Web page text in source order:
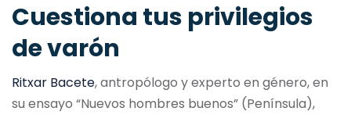
Cuestiona tus privilegios
de varón
Ritxar Bacete, antropólogo y experto en género, en
su ensayo “Nuevos hombres buenos” (Península),